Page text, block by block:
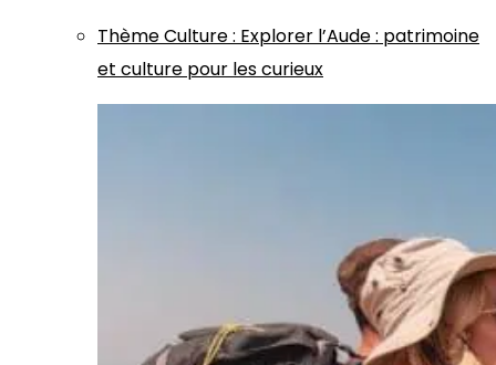
ThèmeCulture: Explorer l’Aude : patrimoine
et culture pour les curieux